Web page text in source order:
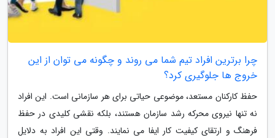
چرا برترین افراد تیم شما می روند و چگونه می توان از این
خروج ها جلوگیری کرد؟
حفظ کارکنان مستعد، موضوعی حیاتی برای هر سازمانی است. این افراد
نه تنها نیروی محرکه رشد سازمان هستند، بلکه نقشی کلیدی در حفظ
فرهنگ و ارتقای کیفیت کار ایفا می نمایند. وقتی این افراد به دلایل